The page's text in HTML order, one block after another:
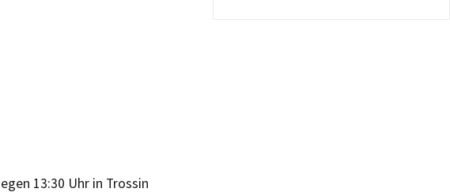
13:30 Uhr in Trossin